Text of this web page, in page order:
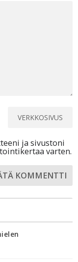
ja sivustoni
varten.